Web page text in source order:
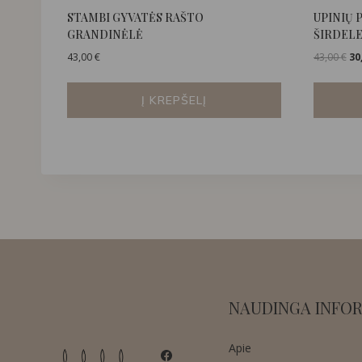
STAMBI GYVATĖS RAŠTO
GRANDINĖLĖ
43,00€
Į KREPŠELĮ
UPINIŲ
ŠIRDELE
43,00€
NAUDINGA
Apie